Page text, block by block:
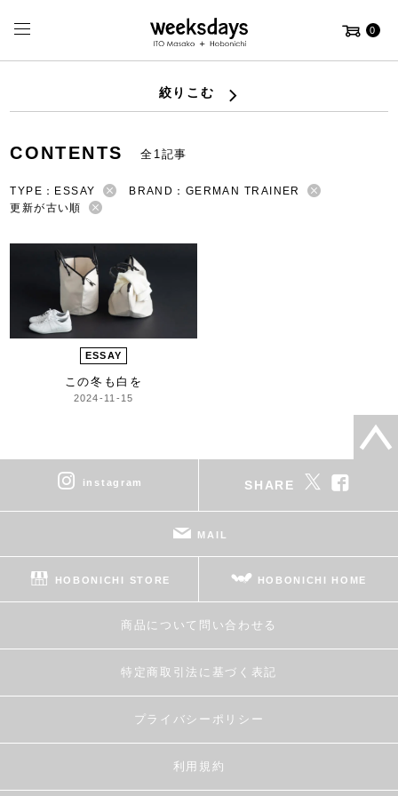
0
絞りこむ
CONTENTS 全1記事
TYPE：ESSAY
BRAND：GERMAN TRAINER
更新が古い順
ESSAY
この冬も白を
2024-11-15
instagram SHARE
MAIL
HOBONICHI STORE HOBONICHI HOME
商品について問い合わせる
特定商取引法に基づく表記
プライバシーポリシー
利用規約